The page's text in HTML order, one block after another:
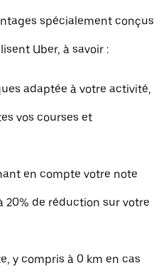
spécialement conçus
Uber, à savoir :
adaptée à votre activité,
vos courses et
en compte votre note
20% de réduction sur votre
y compris à 0 km en cas